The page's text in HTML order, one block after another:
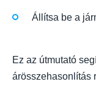
Állítsa be a
Ez az útmutató
árösszehasonlítás